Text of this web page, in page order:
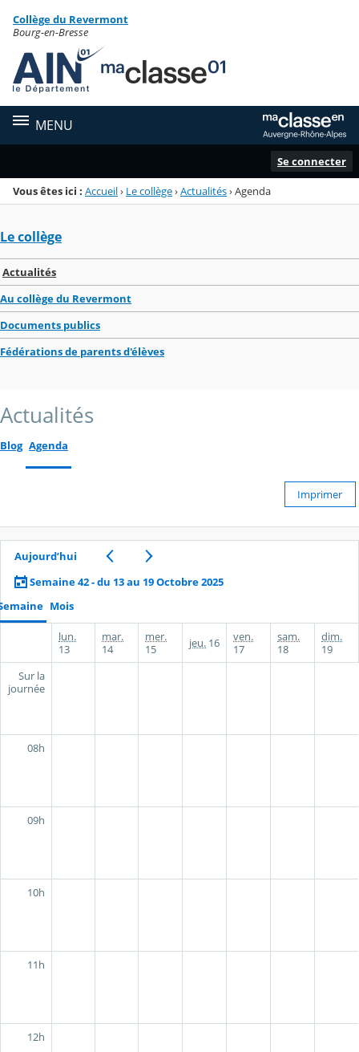
Menu de la rubrique
Contenu
Collège du Revermont
Bourg-en-Bresse
MENU
Se connecter
Vous êtes ici : Accueil› Le collège›Actualités›Agenda
Le collège
Actualités
Au collège du Revermont
Documents publics
Fédérations de parents d'élèves
Actualités
Blog Agenda
Imprimer
Aujourd’hui
Semaine 42 - du 13 au 19 Octobre 2025
Mois
lun.
13
mar.
14
mer.
15
jeu. 16
ven.
17
sam.
18
dim.
19
Sur la
journée
08h
09h
10h
11h
12h